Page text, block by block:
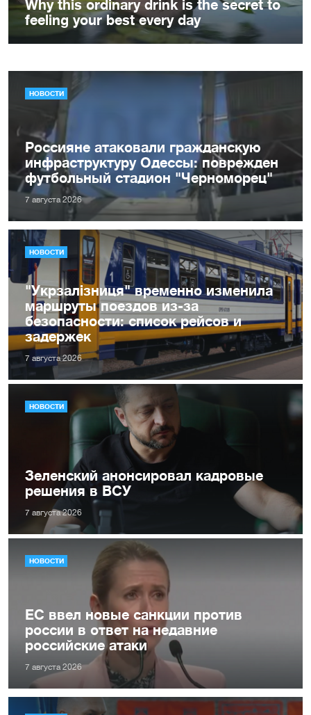
НОВОСТИ
Россияне атаковали гражданскую
инфраструктуру Одессы: поврежден
футбольный стадион "Черноморец"
7 августа 2026
НОВОСТИ
"Укрзалізниця" временно изменила
маршруты поездов из-за
безопасности: список рейсов и
задержек
7 августа 2026
НОВОСТИ
Зеленский анонсировал кадровые
решения в ВСУ
7 августа 2026
НОВОСТИ
ЕС ввел новые санкции против
россии в ответ на недавние
российские атаки
7 августа 2026